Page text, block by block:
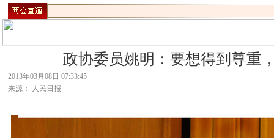
政协委员姚明：要想得到尊重
2013年03月08日 07:33:45
来源： 人民日报